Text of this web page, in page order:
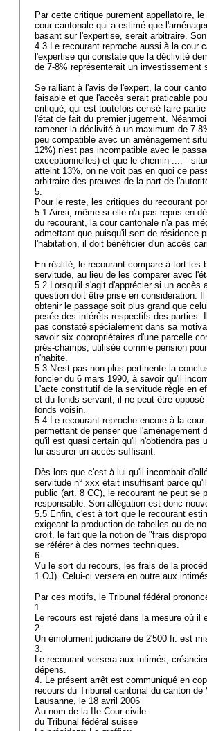
Par cette critique purement appellatoire,
cour cantonale qui a estimé que
basant sur l'expertise, serait arbitraire.
4.3 Le recourant reproche aussi à la cour
l'expertise qui constate que la déclivité
de 7-8% représenterait un investissement
Se ralliant à l'avis de l'expert, la cour
faisable et que l'accès serait praticable
critiqué, qui est toutefois censé faire
l'état de fait du premier jugement.
ramener la déclivité à un maximum de 7-
peu compatible avec un aménagement
12%) n'est pas incompatible avec le
exceptionnelles) et que le chemin .... -
atteint 13%, on ne voit pas en quoi ce
arbitraire des preuves de la part de
5.
Pour le reste, les critiques du recourant
5.1 Ainsi, même si elle n'a pas repris en
du recourant, la cour cantonale n'a pas
admettant que puisqu'il sert de résidence
l'habitation, il doit bénéficier d'un accès
En réalité, le recourant compare à tort
servitude, au lieu de les comparer avec
5.2 Lorsqu'il s'agit d'apprécier si un
question doit être prise en considération.
obtenir le passage soit plus grand que
pesée des intérêts respectifs des parties.
pas constaté spécialement dans sa
savoir six copropriétaires d'une parcelle
prés-champs, utilisée comme pension
n'habite.
5.3 N'est pas non plus pertinente la
foncier du 6 mars 1990, à savoir qu'il
L'acte constitutif de la servitude règle en
et du fonds servant; il ne peut être
fonds voisin.
5.4 Le recourant reproche encore à la
permettant de penser que
qu'il est quasi certain qu'il n'obtiendra pas
lui assurer un accès suffisant.
Dès lors que c'est à lui qu'il incombait
servitude n° xxx était insuffisant parce
public (art. 8 CC), le recourant ne peut se
responsable. Son allégation est donc
5.5 Enfin, c'est à tort que le recourant
exigeant la production de tabelles ou de
croit, le fait que la notion de "frais
se référer à des normes techniques.
6.
Vu le sort du recours, les frais de la
1 OJ). Celui-ci versera en outre aux
Par ces motifs, le Tribunal fédéral
1.
Le recours est rejeté dans la mesure où il
2.
Un émolument judiciaire de 2'500 fr. est
3.
Le recourant versera aux intimés,
dépens.
4. Le présent arrêt est communiqué en
recours du Tribunal cantonal du canton de
Lausanne, le 18 avril 2006
Au nom de la IIe Cour civile
du Tribunal fédéral suisse